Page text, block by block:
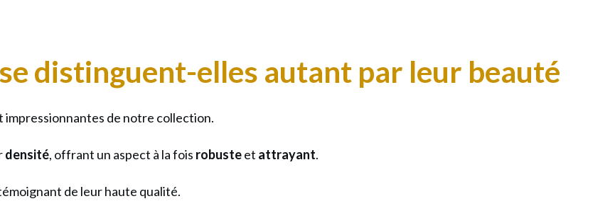
distinguent-elles autant par leur beauté
de notre collection.
densité, offrant un aspect à la fois robusteet attrayant.
de leur haute qualité.